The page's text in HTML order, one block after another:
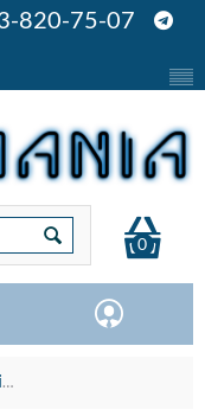
820-75-07
0